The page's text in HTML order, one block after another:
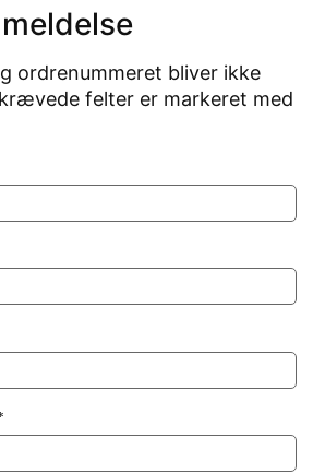
ordrenummeret bliver ikke
felter er markeret med